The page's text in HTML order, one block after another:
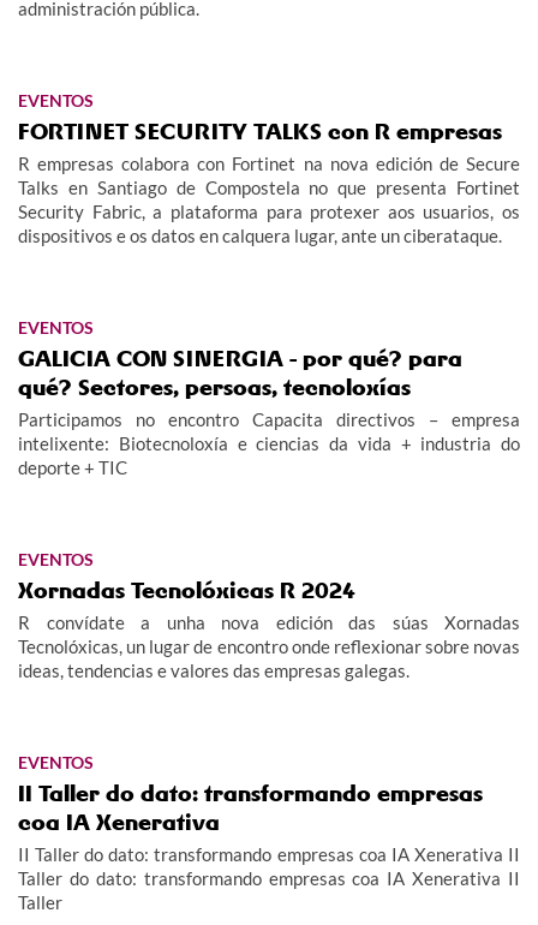
administración pública.
EVENTOS
FORTINET SECURITY TALKS con R empresas
R empresas colabora con Fortinet na nova edición de Secure
Talks en Santiago de Compostela no que presenta Fortinet
Security Fabric, a plataforma para protexer aos usuarios, os
dispositivos e os datos en calquera lugar, ante un ciberataque.
EVENTOS
GALICIA CON SINERGIA - por qué? para
qué? Sectores, persoas, tecnoloxías
Participamos no encontro Capacita directivos – empresa
intelixente: Biotecnoloxía e ciencias da vida + industria do
deporte + TIC
EVENTOS
Xornadas Tecnolóxicas R 2024
R convídate a unha nova edición das súas Xornadas
Tecnolóxicas, un lugar de encontro onde reflexionar sobre novas
ideas, tendencias e valores das empresas galegas.
EVENTOS
II Taller do dato: transformando empresas
coa IA Xenerativa
II Taller do dato: transformando empresas coa IA Xenerativa II
Taller do dato: transformando empresas coa IA Xenerativa II
Taller